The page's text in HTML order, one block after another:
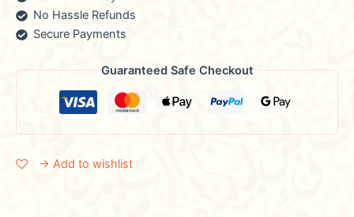
No Hassle Refunds
Secure Payments
Guaranteed Safe Checkout
→ Add to wishlist